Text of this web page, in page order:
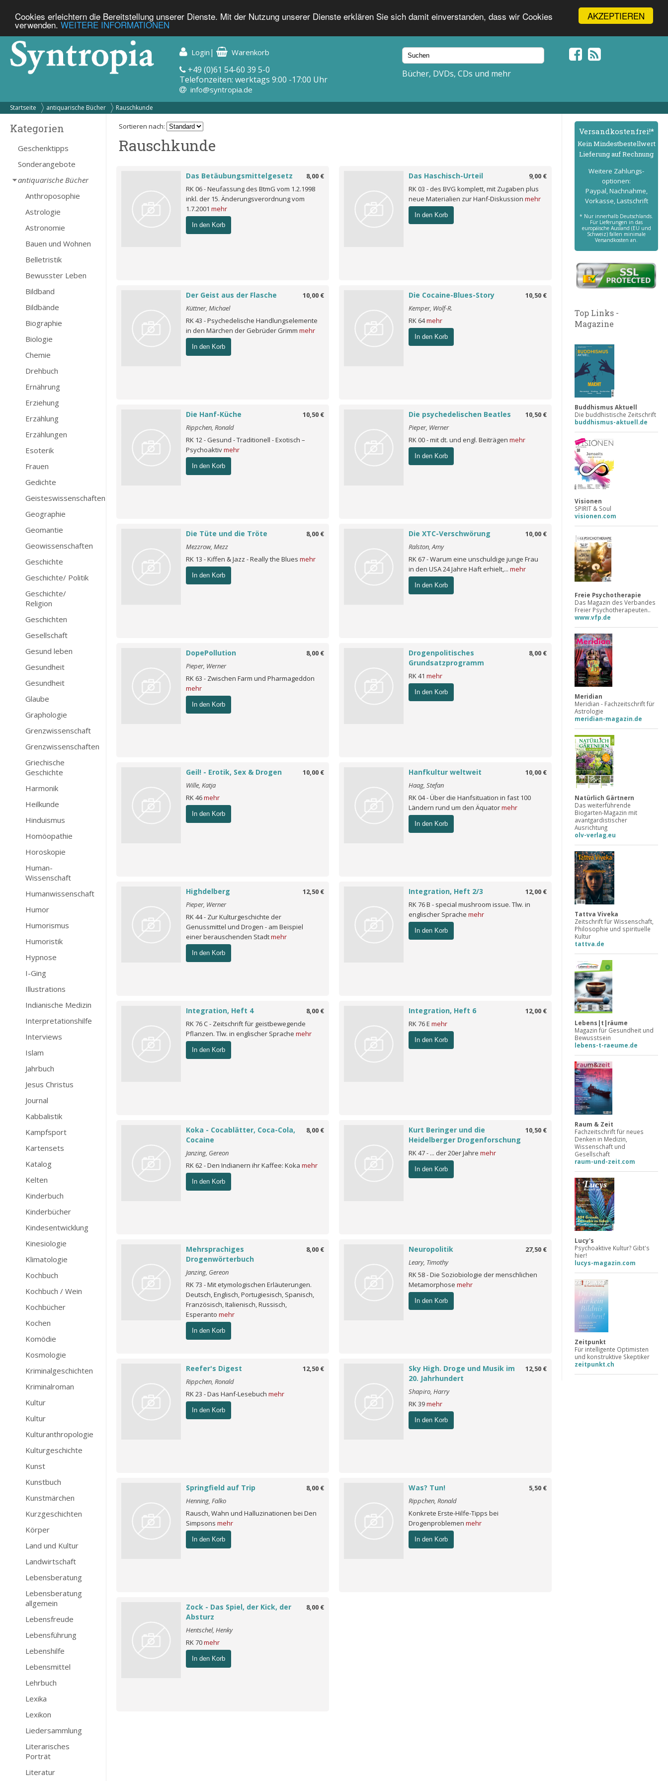
AKZEPTIEREN
Cookies erleichtern die Bereitstellung unserer Dienste. Mit der Nutzung unserer Dienste erklären Sie sich damit einverstanden, dass wir Cookies
verwenden. WEITERE INFORMATIONEN
Login | Warenkorb
+49 (0)61 54-60 39 5-0
Telefonzeiten: werktags 9:00 -17:00 Uhr
info@syntropia.de
Bücher, DVDs, CDs und mehr
Startseite antiquarische Bücher Rauschkunde
Kategorien
Geschenktipps
Sonderangebote
antiquarische Bücher
Anthroposophie
Astrologie
Astronomie
Bauen und Wohnen
Belletristik
Bewusster Leben
Bildband
Bildbände
Biographie
Biologie
Chemie
Drehbuch
Ernährung
Erziehung
Erzählung
Erzählungen
Esoterik
Frauen
Gedichte
Geisteswissenschaften
Geographie
Geomantie
Geowissenschaften
Geschichte
Geschichte/ Politik
Geschichte/
Religion
Geschichten
Gesellschaft
Gesund leben
Gesundheit
Gesundheit
Glaube
Graphologie
Grenzwissenschaft
Grenzwissenschaften
Griechische
Geschichte
Harmonik
Heilkunde
Hinduismus
Homöopathie
Horoskopie
Human-
Wissenschaft
Humanwissenschaft
Humor
Humorismus
Humoristik
Hypnose
I-Ging
Illustrations
Indianische Medizin
Interpretationshilfe
Interviews
Islam
Jahrbuch
Jesus Christus
Journal
Kabbalistik
Kampfsport
Kartensets
Katalog
Kelten
Kinderbuch
Kinderbücher
Kindesentwicklung
Kinesiologie
Klimatologie
Kochbuch
Kochbuch / Wein
Kochbücher
Kochen
Komödie
Kosmologie
Kriminalgeschichten
Kriminalroman
Kultur
Kultur
Kulturanthropologie
Kulturgeschichte
Kunst
Kunstbuch
Kunstmärchen
Kurzgeschichten
Körper
Land und Kultur
Landwirtschaft
Lebensberatung
Lebensberatung
allgemein
Lebensfreude
Lebensführung
Lebenshilfe
Lebensmittel
Lehrbuch
Lexika
Lexikon
Liedersammlung
Literarisches
Porträt
Literatur
Sortieren nach:
Rauschkunde
8,00 €
Das Betäubungsmittelgesetz
RK 06 - Neufassung des BtmG vom 1.2.1998
inkl. der 15. Änderungsverordnung vom
1.7.2001 mehr
In den Korb
9,00 €
Das Haschisch-Urteil
RK 03 - des BVG komplett, mit Zugaben plus
neue Materialien zur Hanf-Diskussion mehr
In den Korb
10,00 €
Der Geist aus der Flasche
Küttner, Michael
RK 43 - Psychedelische Handlungselemente
in den Märchen der Gebrüder Grimm mehr
In den Korb
10,50 €
Die Cocaine-Blues-Story
Kemper, Wolf-R.
RK 64mehr
In den Korb
10,50 €
Die Hanf-Küche
Rippchen, Ronald
RK 12 - Gesund - Traditionell - Exotisch –
Psychoaktivmehr
In den Korb
10,50 €
Die psychedelischen Beatles
Pieper, Werner
RK 00 - mit dt. und engl. Beiträgen mehr
In den Korb
8,00 €
Die Tüte und die Tröte
Mezzrow, Mezz
RK 13 - Kiffen & Jazz - Really the Blues mehr
In den Korb
10,00 €
Die XTC-Verschwörung
Ralston, Amy
RK 67 - Warum eine unschuldige junge Frau
in den USA 24 Jahre Haft erhielt,... mehr
In den Korb
8,00 €
DopePollution
Pieper, Werner
RK 63 - Zwischen Farm und Pharmageddon
mehr
In den Korb
8,00 €
Drogenpolitisches
Grundsatzprogramm
RK 41 mehr
In den Korb
10,00 €
Geil! - Erotik, Sex & Drogen
Wille, Katja
RK 46mehr
In den Korb
10,00 €
Hanfkultur weltweit
Haag, Stefan
RK 04 - Über die Hanfsituation in fast 100
Ländern rund um den Äquatormehr
In den Korb
12,50 €
Highdelberg
Pieper, Werner
RK 44 - Zur Kulturgeschichte der
Genussmittel und Drogen - am Beispiel
einer berauschenden Stadtmehr
In den Korb
12,00 €
Integration, Heft 2/3
RK 76 B - special mushroom issue. Tlw. in
englischer Sprache mehr
In den Korb
8,00 €
Integration, Heft 4
RK 76 C - Zeitschrift für geistbewegende
Pflanzen. Tlw. in englischer Sprache mehr
In den Korb
12,00 €
Integration, Heft 6
RK 76 E mehr
In den Korb
8,00 €
Koka - Cocablätter, Coca-Cola,
Cocaine
Janzing, Gereon
RK 62 - Den Indianern ihr Kaffee: Koka mehr
In den Korb
10,50 €
Kurt Beringer und die
Heidelberger Drogenforschung
RK 47 - ... der 20er Jahre mehr
In den Korb
8,00 €
Mehrsprachiges
Drogenwörterbuch
Janzing, Gereon
RK 73 - Mit etymologischen Erläuterungen.
Deutsch, Englisch, Portugiesisch, Spanisch,
Französisch, Italienisch, Russisch,
Esperanto mehr
In den Korb
27,50 €
Neuropolitik
Leary, Timothy
RK 58 - Die Soziobiologie der menschlichen
Metamorphose mehr
In den Korb
12,50 €
Reefer's Digest
Rippchen, Ronald
RK 23 - Das Hanf-Lesebuch mehr
In den Korb
12,50 €
Sky High. Droge und Musik im
20. Jahrhundert
Shapiro, Harry
RK 39mehr
In den Korb
8,00 €
Springfield auf Trip
Henning, Falko
Rausch, Wahn und Halluzinationen bei Den
Simpsons mehr
In den Korb
5,50 €
Was? Tun!
Rippchen, Ronald
Konkrete Erste-Hilfe-Tipps bei
Drogenproblemen mehr
In den Korb
8,00 €
Zock - Das Spiel, der Kick, der
Absturz
Hentschel, Henky
RK 70mehr
In den Korb
Versand­kostenfrei!*
Kein Mindest­bestell­wert
Lieferung auf Rechnung
Weitere Zahlungs­
optionen:
Paypal, Nachnahme,
Vorkasse, Lastschrift
* Nur innerhalb Deutschlands.
Für Lieferungen in das
europäische Ausland (EU und
Schweiz) fallen minimale
Versandkosten an.
Top Links -
Magazine
Buddhismus Aktuell
Die buddhistische Zeitschrift
buddhismus-aktuell.de
Visionen
SPIRIT & Soul
visionen.com
Freie Psychotherapie
Das Magazin des Verbandes
Freier Psychotherapeuten..
www.vfp.de
Meridian
Meridian - Fachzeitschrift für
Astrologie
meridian-magazin.de
Natürlich Gärtnern
Das weiterführende
Biogarten-Magazin mit
avantgardistischer
Ausrichtung
olv-verlag.eu
Tattva Viveka
Zeitschrift für Wissenschaft,
Philosophie und spirituelle
Kultur
tattva.de
Lebens|t|räume
Magazin für Gesundheit und
Bewusstsein
lebens-t-raeume.de
Raum & Zeit
Fachzeitschrift für neues
Denken in Medizin,
Wissenschaft und
Gesellschaft
raum-und-zeit.com
Lucy's
Psychoaktive Kultur? Gibt's
hier!
lucys-magazin.com
Zeitpunkt
Für intelligente Optimisten
und konstruktive Skeptiker
zeitpunkt.ch